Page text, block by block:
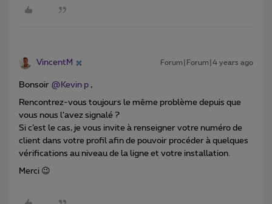
VincentM Forum|Forum|4 years ago
Bonsoir @Kevin p ,
Rencontrez-vous toujours le même problème depuis que
vous nous l’avez signalé ?
Si c’est le cas, je vous invite à renseigner votre numéro de
client dans votre profil afin de pouvoir procéder à quelques
vérifications au niveau de la ligne et votre installation.
Merci 😉